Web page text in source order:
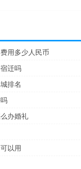
用多少人民币
迁吗
排名
办婚礼
以用